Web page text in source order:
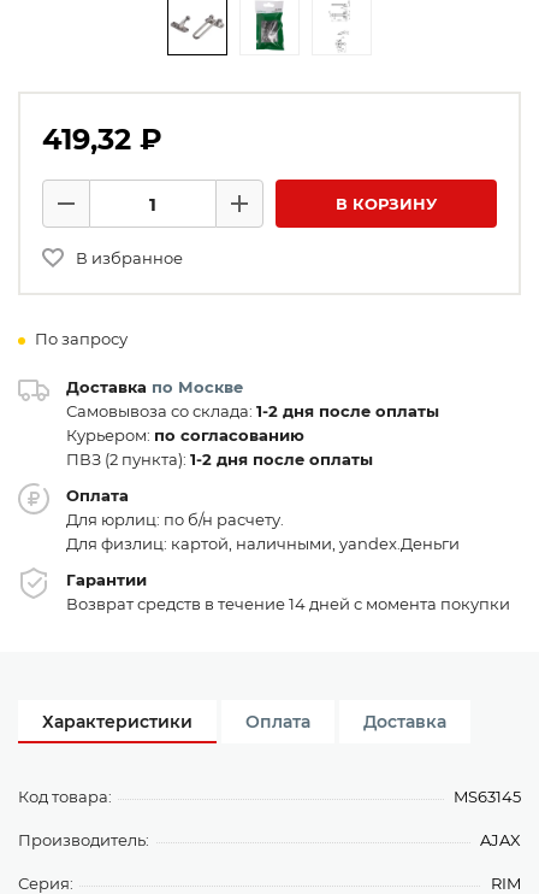
419,32 ₽
Минус
Плюс В КОРЗИНУ
В избранное
По запросу
Доставка по Москве
Самовывоза со склада: 1-2 дня после оплаты
Курьером: по согласованию
ПВЗ (2 пункта): 1-2 дня после оплаты
Оплата
Для юрлиц: по б/н расчету.
Для физлиц: картой, наличными, yandex.Деньги
Гарантии
Возврат средств в течение 14 дней с момента покупки
Характеристики Оплата Доставка
Код товара: MS63145
Производитель: AJAX
Серия: RIM